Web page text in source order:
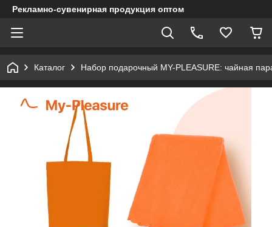
Рекламно-сувенирная продукция оптом
Каталог Набор подарочный MY-PLEASURE: чайная